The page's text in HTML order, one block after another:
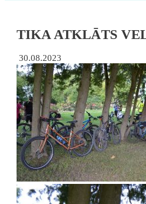
TIKA ATKLĀTS
30.08.2023